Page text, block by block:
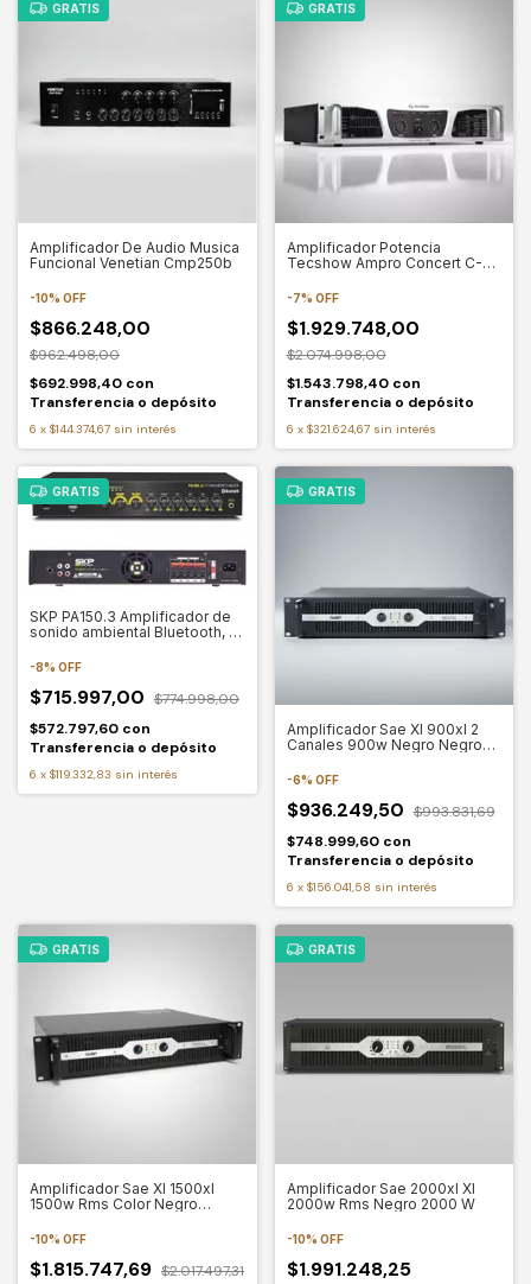
GRATIS
Amplificador De Audio Musica
Funcional Venetian Cmp250b
-10% OFF
$866.248,00
$962.498,00
$692.998,40 con
Transferencia o depósito
6 x $144.374,67 sin interés
GRATIS
Amplificador Potencia
Tecshow Ampro Concert C-
-7% OFF
$1.929.748,00
$2.074.998,00
$1.543.798,40 con
Transferencia o depósito
6 x $321.624,67 sin interés
GRATIS
SKP PA150.3 Amplificador de
sonido ambiental Bluetooth, 4
potencia de salida RMS: 150 W
-8% OFF
$715.997,00 $774.998,00
$572.797,60 con
Transferencia o depósito
6 x $119.332,83 sin interés
GRATIS
Amplificador Sae Xl 900xl 2
Canales 900w Negro Negro
-6% OFF
$936.249,50 $993.831,69
$748.999,60 con
Transferencia o depósito
6 x $156.041,58 sin interés
GRATIS
Amplificador Sae Xl 1500xl
1500w Rms Color Negro
-10% OFF
$1.815.747,69 $2.017.497,31
GRATIS
Amplificador Sae 2000xl Xl
2000w Rms Negro 2000 W
-10% OFF
$1.991.248,25